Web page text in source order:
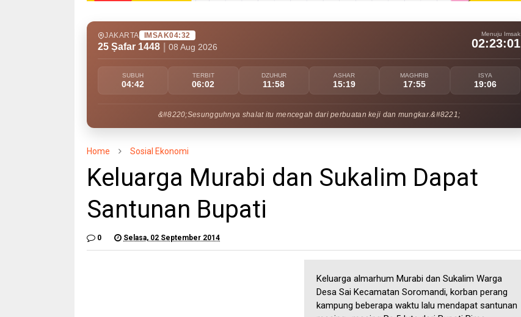
JAKARTA IMSAK04:32
25 Ṣafar 1448 08 Aug 2026
Menuju Imsak
02:23:00
SUBUH
04:42
TERBIT
06:02
DZUHUR
11:58
ASHAR
15:19
MAGHRIB
17:55
ISYA
19:06
&#8220;Sesungguhnya shalat itu mencegah dari perbuatan keji dan mungkar.&#8221;
Home Sosial Ekonomi
Keluarga Murabi dan Sukalim Dapat
Santunan Bupati
0 Selasa, 02 September 2014
Keluarga almarhum Murabi dan Sukalim Warga
Desa Sai Kecamatan Soromandi, korban perang
kampung beberapa waktu lalu mendapat santunan